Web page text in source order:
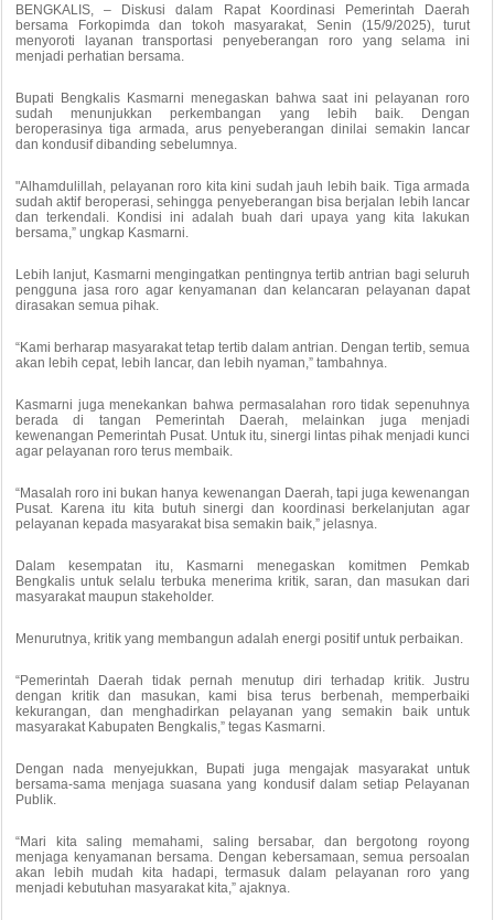
BENGKALIS, – Diskusi dalam Rapat Koordinasi Pemerintah Daerah
bersama Forkopimda dan tokoh masyarakat, Senin (15/9/2025), turut
menyoroti layanan transportasi penyeberangan roro yang selama ini
menjadi perhatian bersama.
Bupati Bengkalis Kasmarni menegaskan bahwa saat ini pelayanan roro
sudah menunjukkan perkembangan yang lebih baik. Dengan
beroperasinya tiga armada, arus penyeberangan dinilai semakin lancar
dan kondusif dibanding sebelumnya.
"Alhamdulillah, pelayanan roro kita kini sudah jauh lebih baik. Tiga armada
sudah aktif beroperasi, sehingga penyeberangan bisa berjalan lebih lancar
dan terkendali. Kondisi ini adalah buah dari upaya yang kita lakukan
bersama,” ungkap Kasmarni.
Lebih lanjut, Kasmarni mengingatkan pentingnya tertib antrian bagi seluruh
pengguna jasa roro agar kenyamanan dan kelancaran pelayanan dapat
dirasakan semua pihak.
“Kami berharap masyarakat tetap tertib dalam antrian. Dengan tertib, semua
akan lebih cepat, lebih lancar, dan lebih nyaman,” tambahnya.
Kasmarni juga menekankan bahwa permasalahan roro tidak sepenuhnya
berada di tangan Pemerintah Daerah, melainkan juga menjadi
kewenangan Pemerintah Pusat. Untuk itu, sinergi lintas pihak menjadi kunci
agar pelayanan roro terus membaik.
“Masalah roro ini bukan hanya kewenangan Daerah, tapi juga kewenangan
Pusat. Karena itu kita butuh sinergi dan koordinasi berkelanjutan agar
pelayanan kepada masyarakat bisa semakin baik,” jelasnya.
Dalam kesempatan itu, Kasmarni menegaskan komitmen Pemkab
Bengkalis untuk selalu terbuka menerima kritik, saran, dan masukan dari
masyarakat maupun stakeholder.
Menurutnya, kritik yang membangun adalah energi positif untuk perbaikan.
“Pemerintah Daerah tidak pernah menutup diri terhadap kritik. Justru
dengan kritik dan masukan, kami bisa terus berbenah, memperbaiki
kekurangan, dan menghadirkan pelayanan yang semakin baik untuk
masyarakat Kabupaten Bengkalis,” tegas Kasmarni.
Dengan nada menyejukkan, Bupati juga mengajak masyarakat untuk
bersama-sama menjaga suasana yang kondusif dalam setiap Pelayanan
Publik.
“Mari kita saling memahami, saling bersabar, dan bergotong royong
menjaga kenyamanan bersama. Dengan kebersamaan, semua persoalan
akan lebih mudah kita hadapi, termasuk dalam pelayanan roro yang
menjadi kebutuhan masyarakat kita,” ajaknya.